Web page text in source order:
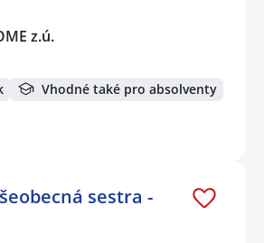
z.ú.
Vhodné také pro absolventy
sestra -